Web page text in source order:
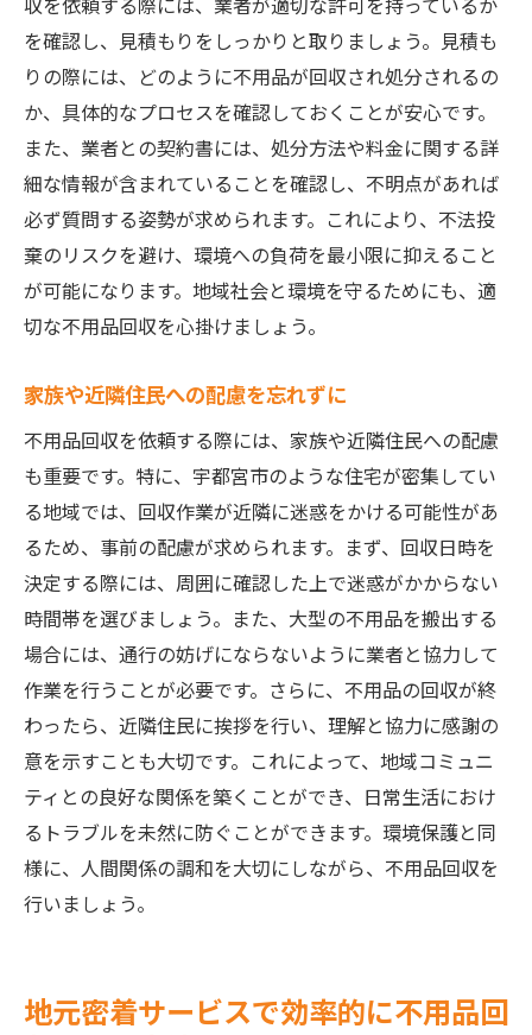
を確認し、見積もりをしっかりと取りましょう。見積も
りの際には、どのように不用品が回収され処分されるの
か、具体的なプロセスを確認しておくことが安心です。
また、業者との契約書には、処分方法や料金に関する詳
細な情報が含まれていることを確認し、不明点があれば
必ず質問する姿勢が求められます。これにより、不法投
棄のリスクを避け、環境への負荷を最小限に抑えること
が可能になります。地域社会と環境を守るためにも、適
切な不用品回収を心掛けましょう。
家族や近隣住民への配慮を忘れずに
不用品回収を依頼する際には、家族や近隣住民への配慮
も重要です。特に、宇都宮市のような住宅が密集してい
る地域では、回収作業が近隣に迷惑をかける可能性があ
るため、事前の配慮が求められます。まず、回収日時を
決定する際には、周囲に確認した上で迷惑がかからない
時間帯を選びましょう。また、大型の不用品を搬出する
場合には、通行の妨げにならないように業者と協力して
作業を行うことが必要です。さらに、不用品の回収が終
わったら、近隣住民に挨拶を行い、理解と協力に感謝の
意を示すことも大切です。これによって、地域コミュニ
ティとの良好な関係を築くことができ、日常生活におけ
るトラブルを未然に防ぐことができます。環境保護と同
様に、人間関係の調和を大切にしながら、不用品回収を
行いましょう。
地元密着サービスで効率的に不用品回